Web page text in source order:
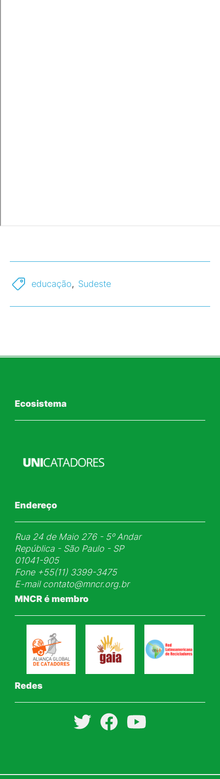
educação, Sudeste
Ecosistema
Endereço
Rua 24 de Maio 276 - 5ᵒ Andar
República - São Paulo - SP
01041-905
Fone+55(11) 3399-3475
E-mail contato@mncr.org.br
MNCR é membro
Redes